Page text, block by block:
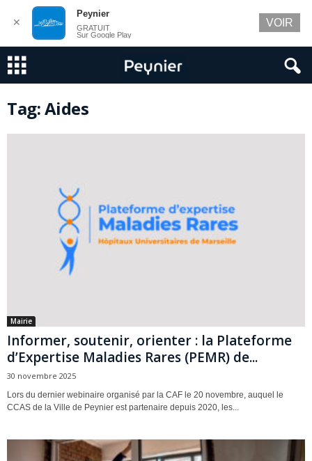
Tag: Aides
Mairie
Informer, soutenir, orienter : la Plateforme
d’Expertise Maladies Rares (PEMR) de...
30 novembre 2025
Lors du dernier webinaire organisé par la CAF le 20 novembre, auquel le
CCAS de la Ville de Peynier est partenaire depuis 2020, les...
✕
Peynier
GRATUIT
Sur Google Play
VOIR